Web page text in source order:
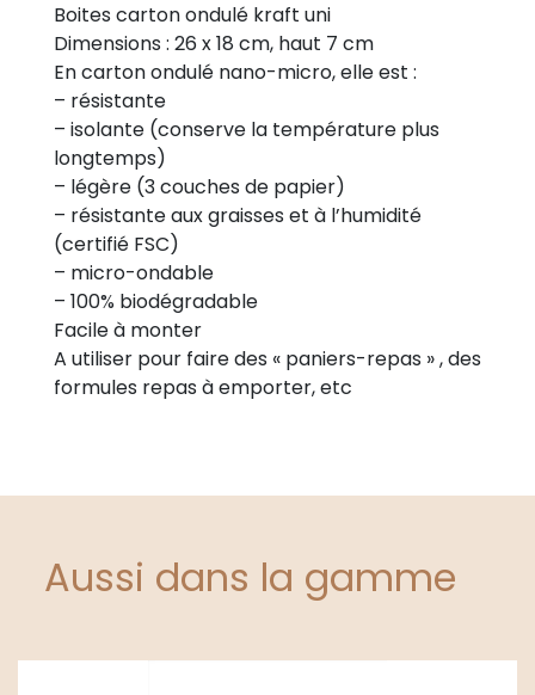
Boites carton ondulé kraft uni
Dimensions : 26 x 18 cm, haut 7 cm
En carton ondulé nano-micro, elle est :
– résistante
– isolante (conserve la température plus
longtemps)
– légère (3 couches de papier)
– résistante aux graisses et à l’humidité
(certifié FSC)
– micro-ondable
– 100% biodégradable
Facile à monter
A utiliser pour faire des « paniers-repas » , des
formules repas à emporter, etc
Aussi dans la gamme